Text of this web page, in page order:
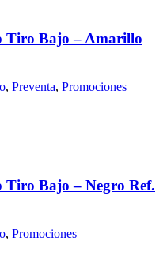
Tiro Bajo – Amarillo
, Preventa, Promociones
Tiro Bajo – Negro Ref.
, Promociones